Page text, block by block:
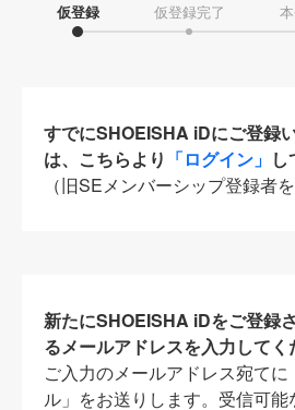
仮登録 仮登録完了
すでにSHOEISHA iDにご登録
は、こちらより 「ログイン」 し
（旧SEメンバーシップ登録者を
新たにSHOEISHA iDをご登録
るメールアドレスを入力してく
ご入力のメールアドレス宛て
ル」をお送りします。受信可